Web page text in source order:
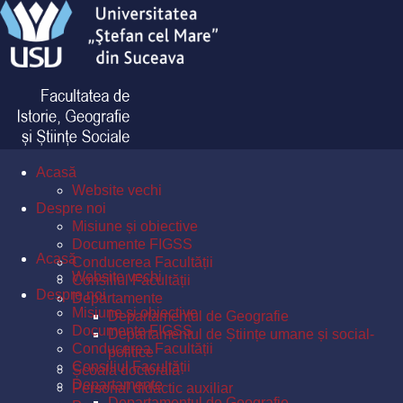
Acasă
Website vechi
Despre noi
Misiune și obiective
Documente FIGSS
Conducerea Facultății
Consiliul Facultății
Departamente
Departamentul de Geografie
Departamentul de Științe umane și social-
politice
Școala doctorală
Personal didactic auxiliar
Acasă
Website vechi
Despre noi
Misiune și obiective
Documente FIGSS
Conducerea Facultății
Consiliul Facultății
Departamente